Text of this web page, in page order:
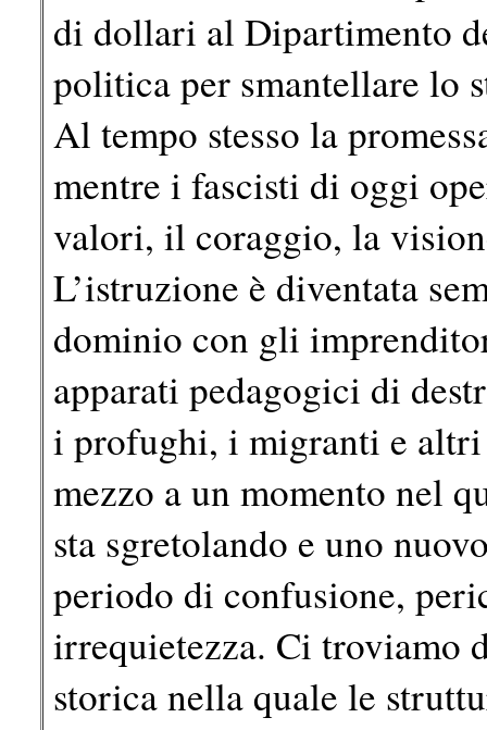
di dollari al Dipartimento
politica per smantellare lo
Al tempo stesso la
mentre i fascisti di oggi
valori, il coraggio, la
L’istruzione è diventata
dominio con gli
apparati pedagogici di
i profughi, i migranti e
mezzo a un momento nel
sta sgretolando e uno
periodo di confusione,
irrequietezza. Ci troviamo
storica nella quale le